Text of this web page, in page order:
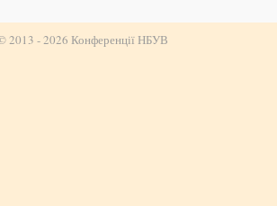
2013 - 2026 Конференції НБУВ